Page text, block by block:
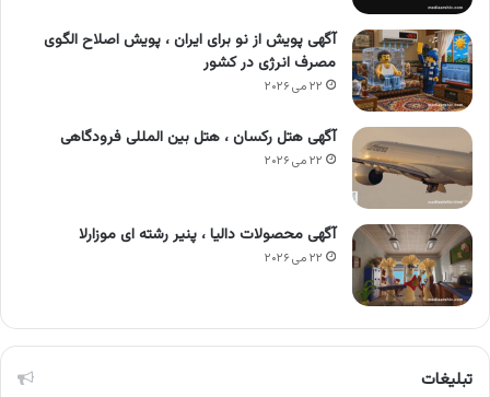
آگهی پویش از نو برای ایران ، پویش اصلاح الگوی
مصرف انرژی در کشور
۲۲ می ۲۰۲۶
آگهی هتل رکسان ، هتل بین المللی فرودگاهی
۲۲ می ۲۰۲۶
آگهی محصولات دالیا ، پنیر رشته ای موزارلا
۲۲ می ۲۰۲۶
تبلیغات